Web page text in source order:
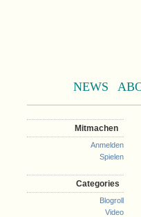
NEWS
Mitmachen
Anmelden
Spielen
Categories
Blogroll
Video